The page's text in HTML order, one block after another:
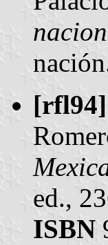
[rfl94]
ed.,
ISBN